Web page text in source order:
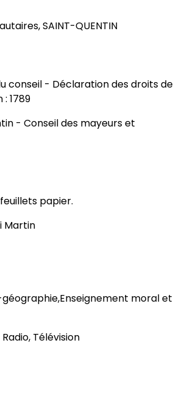
SAINT-QUENTIN
conseil - Déclaration des droits de
1789
- Conseil des mayeurs et
papier.
Martin
moral et
Télévision